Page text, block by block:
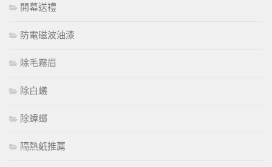
開幕送禮
防電磁波油漆
除毛霧眉
除白蟻
除蟑螂
隔熱紙推薦